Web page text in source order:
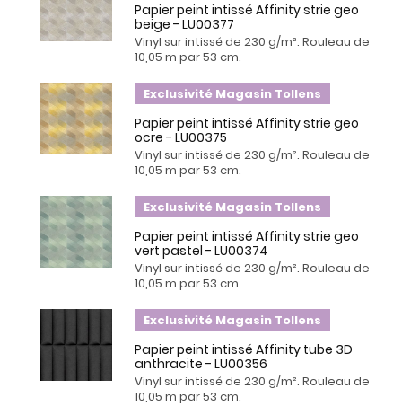
Papier peint intissé Affinity strie geo
beige - LU00377
Vinyl sur intissé de 230 g/m². Rouleau de
10,05 m par 53 cm.
Exclusivité Magasin Tollens
Papier peint intissé Affinity strie geo
ocre - LU00375
Vinyl sur intissé de 230 g/m². Rouleau de
10,05 m par 53 cm.
Exclusivité Magasin Tollens
Papier peint intissé Affinity strie geo
vert pastel - LU00374
Vinyl sur intissé de 230 g/m². Rouleau de
10,05 m par 53 cm.
Exclusivité Magasin Tollens
Papier peint intissé Affinity tube 3D
anthracite - LU00356
Vinyl sur intissé de 230 g/m². Rouleau de
10,05 m par 53 cm.